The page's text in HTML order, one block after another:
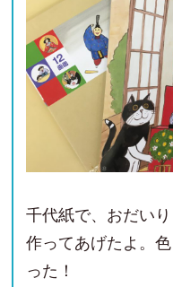
千代紙で、おだい
作ってあげたよ。
った！